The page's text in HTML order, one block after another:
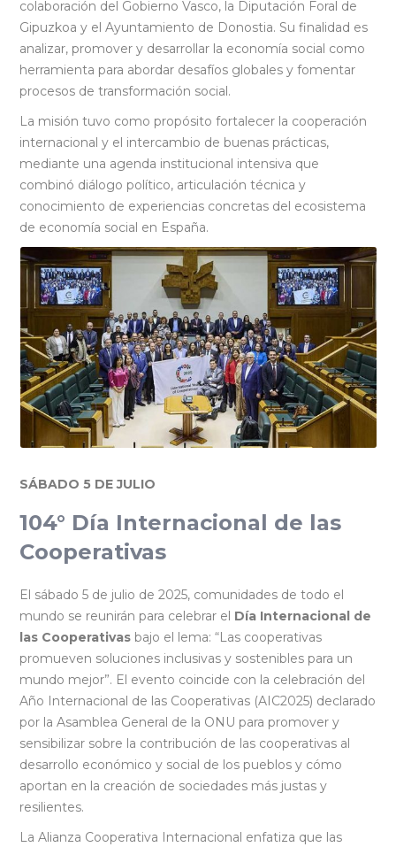
colaboración del Gobierno Vasco, la Diputación Foral de
Gipuzkoa y el Ayuntamiento de Donostia. Su finalidad es
analizar, promover y desarrollar la economía social como
herramienta para abordar desafíos globales y fomentar
procesos de transformación social.
La misión tuvo como propósito fortalecer la cooperación
internacional y el intercambio de buenas prácticas,
mediante una agenda institucional intensiva que
combinó diálogo político, articulación técnica y
conocimiento de experiencias concretas del ecosistema
de economía social en España.
SÁBADO 5 DE JULIO
104° Día Internacional de las
Cooperativas
El sábado 5 de julio de 2025, comunidades de todo el
mundo se reunirán para celebrar el Día Internacional de
las Cooperativas bajo el lema: “Las cooperativas
promueven soluciones inclusivas y sostenibles para un
mundo mejor”. El evento coincide con la celebración del
Año Internacional de las Cooperativas (AIC2025) declarado
por la Asamblea General de la ONU para promover y
sensibilizar sobre la contribución de las cooperativas al
desarrollo económico y social de los pueblos y cómo
aportan en la creación de sociedades más justas y
resilientes.
La Alianza Cooperativa Internacional enfatiza que las